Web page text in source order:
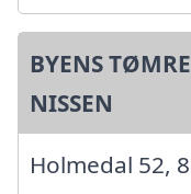
BYENS
NISSEN
Holmedal 52,